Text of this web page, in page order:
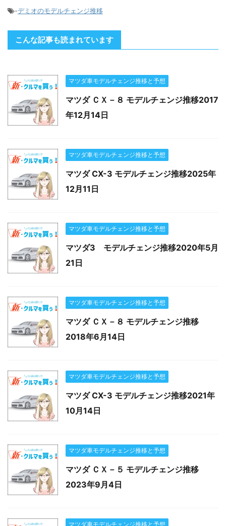
-デミオのモデルチェンジ推移
こんな記事も読まれています
マツダ車モデルチェンジ推移と予想
マツダ ＣＸ－８ モデルチェンジ推移2017
年12月14日
マツダ車モデルチェンジ推移と予想
マツダ CX-3 モデルチェンジ推移2025年
12月11日
マツダ車モデルチェンジ推移と予想
マツダ3 モデルチェンジ推移2020年5月
21日
マツダ車モデルチェンジ推移と予想
マツダ ＣＸ－８ モデルチェンジ推移
2018年6月14日
マツダ車モデルチェンジ推移と予想
マツダ CX-3 モデルチェンジ推移2021年
10月14日
マツダ車モデルチェンジ推移と予想
マツダ ＣＸ－５ モデルチェンジ推移
2023年9月4日
マツダ車モデルチェンジ推移と予想